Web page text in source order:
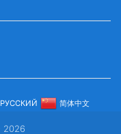
И ЕАЭС...
РУССКИЙ 简体中文
2026